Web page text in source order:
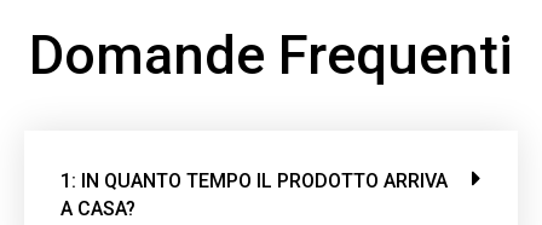
Domande Frequenti
1: IN QUANTO TEMPO IL PRODOTTO ARRIVA
A CASA?